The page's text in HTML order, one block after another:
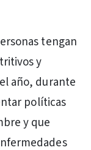
tengan
y
año, durante
políticas
y que